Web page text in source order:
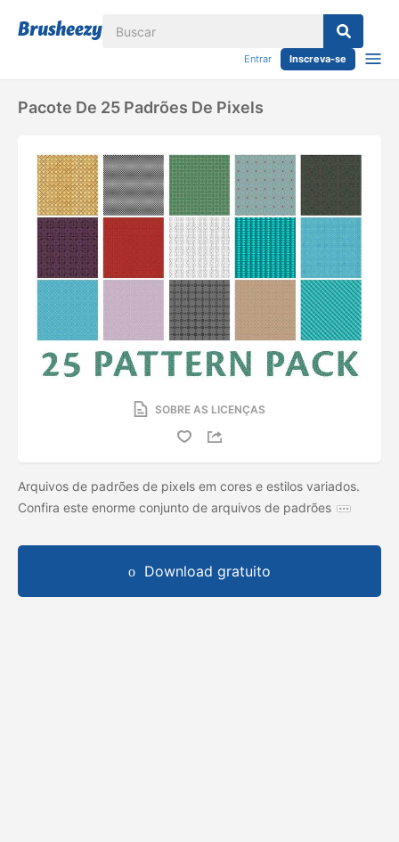
Entrar Inscreva-se
Pacote De 25 Padrões De Pixels
SOBRE AS LICENÇAS
Arquivos de padrões de pixels em cores e estilos variados.
Confira este enorme conjunto de arquivos de padrões
Download gratuito